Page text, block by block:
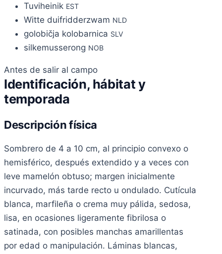
Tuviheinik EST
Witte duifridderzwam NLD
golobičja kolobarnica SLV
silkemusserong NOB
Antes de salir al campo
Identificación, hábitat y
temporada
Descripción física
Sombrero de 4 a 10 cm, al principio convexo o
hemisférico, después extendido y a veces con
leve mamelón obtuso; margen inicialmente
incurvado, más tarde recto u ondulado. Cutícula
blanca, marfileña o crema muy pálida, sedosa,
lisa, en ocasiones ligeramente fibrilosa o
satinada, con posibles manchas amarillentas
por edad o manipulación. Láminas blancas,